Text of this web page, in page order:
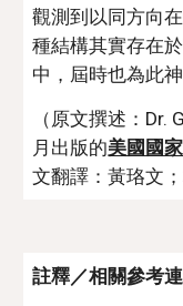
觀測到以同方向
種結構其實存在
中，屆時也為此
（原文撰述：Dr.
月出版的美國國
文翻譯：黃珞文
註釋／相關參考連